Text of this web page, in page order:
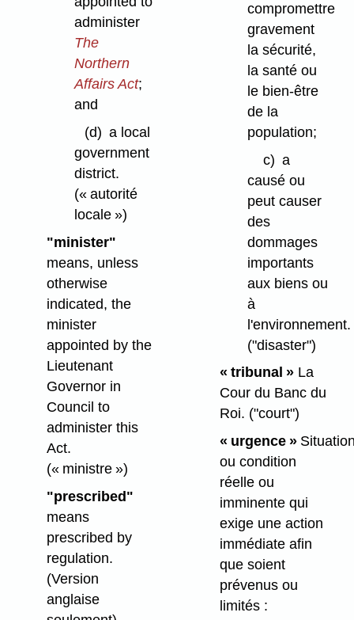
administer
The
Northern
Affairs Act;
and
(d) a local
government
district.
(« autorité
locale »)
"minister"
means, unless
otherwise
indicated, the
minister
appointed by the
Lieutenant
Governor in
Council to
administer this
Act.
(« ministre »)
"prescribed"
means
prescribed by
regulation.
(Version
anglaise
compromettre
gravement
la sécurité,
la santé ou
le bien-être
de la
population;
c) a
causé ou
peut causer
des
dommages
importants
aux biens ou
à
l'environnement.
("disaster")
« tribunal »La
Cour du Banc du
Roi. ("court")
« urgence »
ou condition
réelle ou
imminente qui
exige une action
immédiate afin
que soient
prévenus ou
limités :